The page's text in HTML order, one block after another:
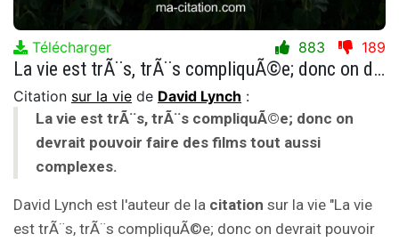
Télécharger 883 189
La vie est trÃ¨s, trÃ¨s compliquÃ©e; donc on devrait pouvoir faire des films tout aussi complexes.
Citation sur la vie de David Lynch :
La vie est trÃ¨s, trÃ¨s compliquÃ©e; donc on
devrait pouvoir faire des films tout aussi
complexes.
David Lynch est l'auteur de la citation sur la vie "La vie
est trÃ¨s, trÃ¨s compliquÃ©e; donc on devrait pouvoir